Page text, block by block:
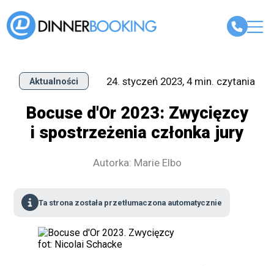
Aktualności 24. styczeń 2023, 4 min. czytania
Bocuse d'Or 2023: Zwycięzcy
i spostrzeżenia członka jury
Autorka: Marie Elbo
Ta strona została przetłumaczona automatycznie
fot: Nicolai Schacke